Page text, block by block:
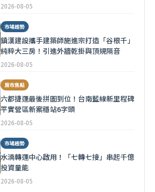
2026-08-05
市場趨勢
鎮漢建設攜手建築師施進宗打造「谷根千」
純粹大三房！引進外牆乾掛與頂規隔音
2026-08-05
房市焦點
六都捷運最後拼圖到位！台南藍線新里程碑
平實營區新案穩站6字頭
2026-08-05
市場趨勢
水湳轉運中心啟用！「七轉七接」串起千億
投資量能
2026-08-05